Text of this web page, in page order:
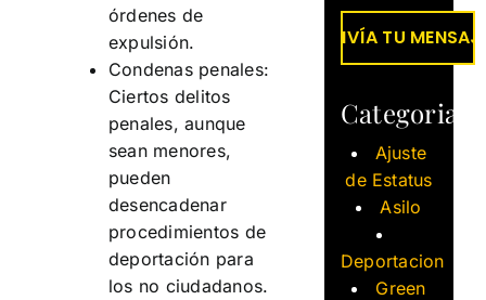
órdenes de
expulsión.
Condenas penales:
Ciertos delitos
penales, aunque
sean menores,
pueden
desencadenar
procedimientos de
deportación para
los no ciudadanos.
Categorias
Ajuste
de Estatus
Asilo
Deportacion
Green